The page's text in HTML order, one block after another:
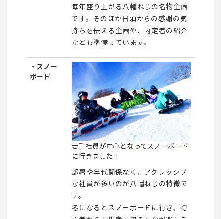
毎年盛り上がる八幡ねじの名物企画
です。そのほか日頃からの感謝の気
持ちを伝える企画や、内定者の紹介
なども準備しています。
・スノー
ボード
若手社員が中心となってスノーボード
に行きました！
部署や年代関係なく、アグレッシブ
な社員が多いのが八幡ねじの特徴で
す。
冬になるとスノーボードに行き、初